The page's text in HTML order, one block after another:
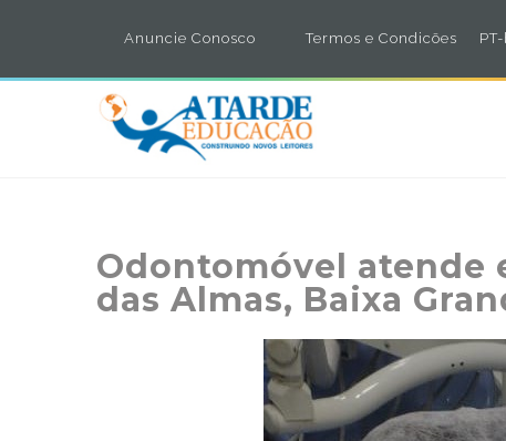
Anuncie Conosco Termos e Condicões
Odontomóvel atende
das Almas, Baixa